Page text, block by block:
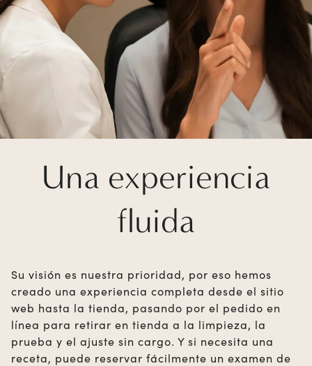
Una experiencia
fluida
Su visión es nuestra prioridad, por eso hemos
creado una experiencia completa desde el sitio
web hasta la tienda, pasando por el pedido en
línea para retirar en tienda a la limpieza, la
prueba y el ajuste sin cargo. Y si necesita una
receta, puede reservar fácilmente un examen de